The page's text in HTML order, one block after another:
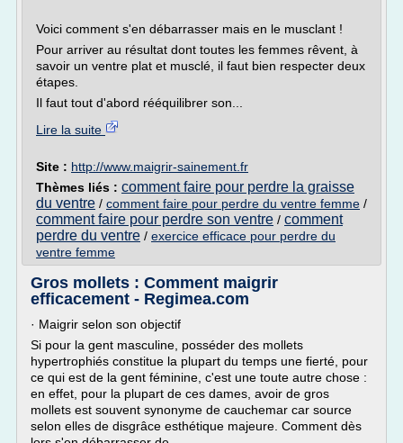
Voici comment s'en débarrasser mais en le musclant !
Pour arriver au résultat dont toutes les femmes rêvent, à
savoir un ventre plat et musclé, il faut bien respecter deux
étapes.
Il faut tout d'abord rééquilibrer son...
Lire la suite
Site : http://www.maigrir-sainement.fr
Thèmes liés : comment faire pour perdre la graisse
du ventre / comment faire pour perdre du ventre femme /
comment faire pour perdre son ventre / comment
perdre du ventre / exercice efficace pour perdre du
ventre femme
Gros mollets : Comment maigrir
efficacement - Regimea.com
· Maigrir selon son objectif
Si pour la gent masculine, posséder des mollets
hypertrophiés constitue la plupart du temps une fierté, pour
ce qui est de la gent féminine, c'est une toute autre chose :
en effet, pour la plupart de ces dames, avoir de gros
mollets est souvent synonyme de cauchemar car source
selon elles de disgrâce esthétique majeure. Comment dès